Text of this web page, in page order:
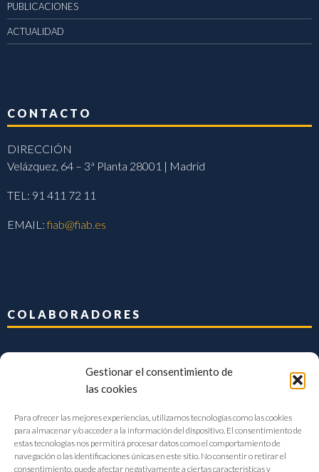
Gestionar el consentimiento de
las cookies
Para ofrecer las mejores experiencias, utilizamos tecnologías como las cookies
para almacenar y/o acceder a la información del dispositivo. El consentimiento de
estas tecnologías nos permitirá procesar datos como el comportamiento de
navegación o las identificaciones únicas en este sitio. No consentir o retirar el
consentimiento, puede afectar negativamente a ciertas características y
PUBLICACIONES
ACTUALIDAD
CONTACTO
DIRECCIÓN
Velázquez, 64 – 3ª Planta 28001 | Madrid
TEL: 91 411 72 11
EMAIL:fiab@fiab.es
COLABORADORES